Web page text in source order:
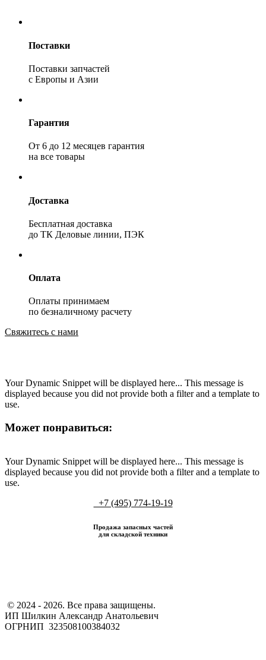
Поставки
Поставки запчастей
с Европы и Азии
Гарантия
От 6 до 12 месяцев гарантия
на все товары
Доставка
Бесплатная доставка
до ТК Деловые линии, ПЭК
Оплата
Оплаты принимаем
по безналичному расчету
Свяжитесь с нами
Your Dynamic Snippet will be displayed here... This message is
displayed because you did not provide both a filter and a template to
use.
Может понравиться:
Your Dynamic Snippet will be displayed here... This message is
displayed because you did not provide both a filter and a template to
use.
+7 (495) 774-19-19
Продажа запасных частей
для складской техники
​ © 2024 - 2026. Все права защищены.
ИП Шилкин Александр Анатольевич
ОГРНИП 323508100384032